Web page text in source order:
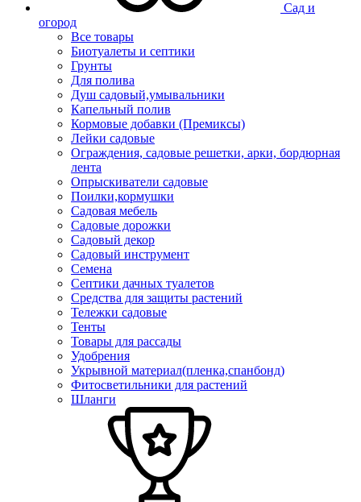
Сад и
огород
Все товары
Биотуалеты и септики
Грунты
Для полива
Душ садовый,умывальники
Капельный полив
Кормовые добавки (Премиксы)
Лейки садовые
Ограждения, садовые решетки, арки, бордюрная
лента
Опрыскиватели садовые
Поилки,кормушки
Садовая мебель
Садовые дорожки
Садовый декор
Садовый инструмент
Семена
Септики дачных туалетов
Средства для защиты растений
Тележки садовые
Тенты
Товары для рассады
Удобрения
Укрывной материал(пленка,спанбонд)
Фитосветильники для растений
Шланги